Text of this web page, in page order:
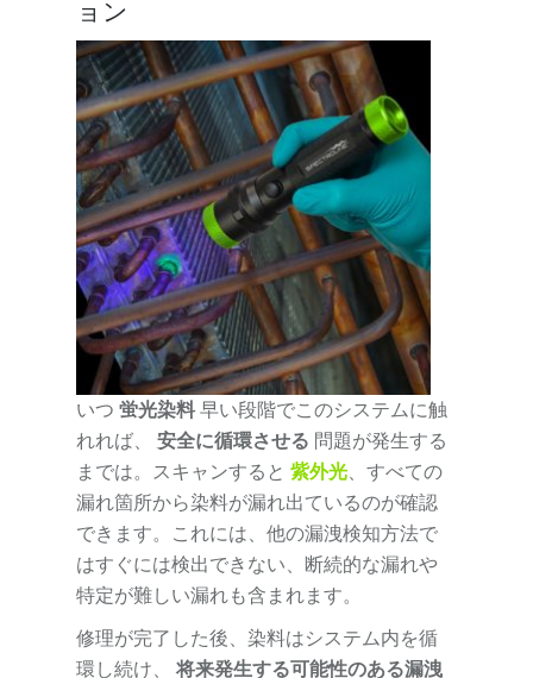
ョン
いつ蛍光染料 早い段階でこのシステムに触
れれば、安全に循環させる 問題が発生する
までは。スキャンすると紫外光、すべての
漏れ箇所から染料が漏れ出ているのが確認
できます。これには、他の漏洩検知方法で
はすぐには検出できない、断続的な漏れや
特定が難しい漏れも含まれます。
修理が完了した後、染料はシステム内を循
環し続け、将来発生する可能性のある漏洩